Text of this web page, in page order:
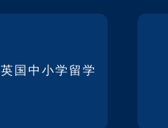
英国中小学留学